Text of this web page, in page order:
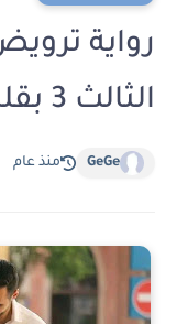
رواية
الثالث 3 بقلم شيماء نعمان
GeGe منذ عام